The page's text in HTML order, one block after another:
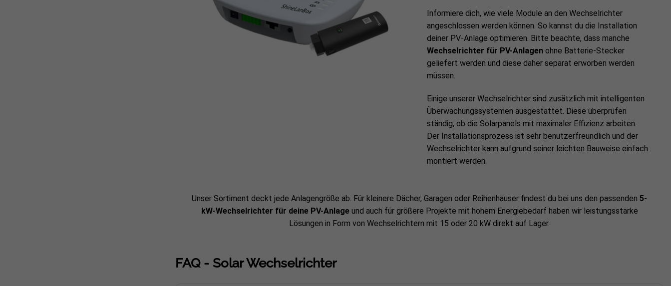
Informiere dich, wie viele Module an den Wechselrichter
angeschlossen werden können. So kannst du die Installation
deiner PV-Anlage optimieren. Bitte beachte, dass manche
Wechselrichter für PV-Anlagen ohne Batterie-Stecker
geliefert werden und diese daher separat erworben werden
müssen.
Einige unserer Wechselrichter sind zusätzlich mit intelligenten
Überwachungssystemen ausgestattet. Diese überprüfen
ständig, ob die Solarpanels mit maximaler Effizienz arbeiten.
Der Installationsprozess ist sehr benutzerfreundlich und der
Wechselrichter kann aufgrund seiner leichten Bauweise einfach
montiert werden.
Unser Sortiment deckt jede Anlagengröße ab. Für kleinere Dächer, Garagen oder Reihenhäuser findest du bei uns den passenden 5-
kW-Wechselrichter für deine PV-Anlageund auch für größere Projekte mit hohem Energiebedarf haben wir leistungsstarke
Lösungen in Form von Wechselrichtern mit 15 oder 20 kW direkt auf Lager.
FAQ - Solar Wechselrichter